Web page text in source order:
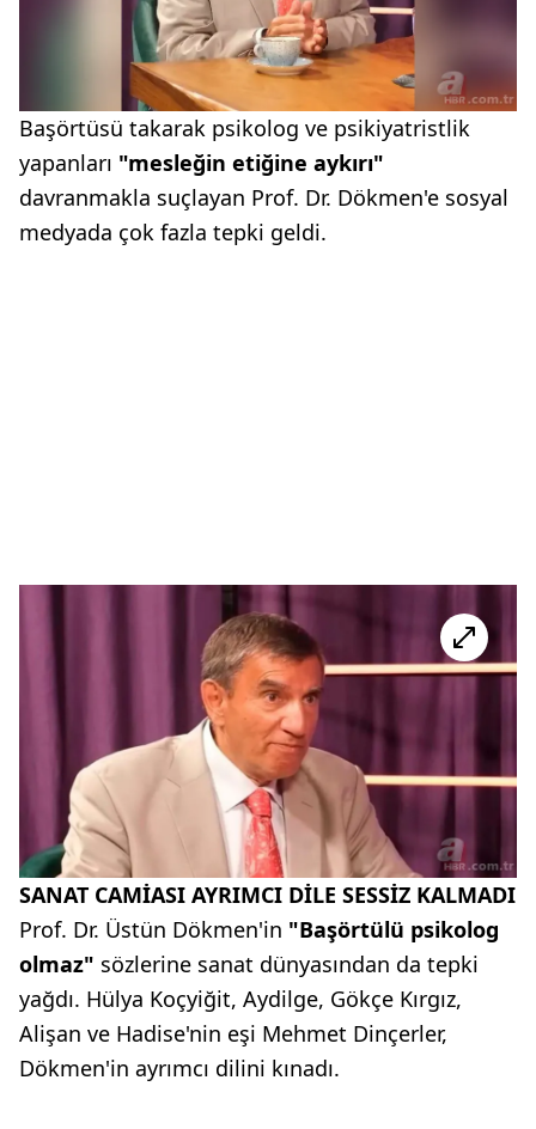
Başörtüsü takarak psikolog ve psikiyatristlik
yapanları "mesleğin etiğine aykırı"
davranmakla suçlayan Prof. Dr. Dökmen'e sosyal
medyada çok fazla tepki geldi.
SANAT CAMİASI AYRIMCI DİLE SESSİZ KALMADI
Prof. Dr. Üstün Dökmen'in "Başörtülü psikolog
olmaz" sözlerine sanat dünyasından da tepki
yağdı. Hülya Koçyiğit, Aydilge, Gökçe Kırgız,
Alişan ve Hadise'nin eşi Mehmet Dinçerler,
Dökmen'in ayrımcı dilini kınadı.